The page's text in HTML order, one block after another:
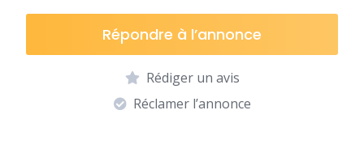
Répondre à l’annonce
Rédiger un avis
Réclamer l’annonce